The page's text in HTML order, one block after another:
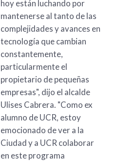
hoy están luchando por
mantenerse al tanto de las
complejidades y avances en
tecnología que cambian
constantemente,
particularmente el
propietario de pequeñas
empresas", dijo el alcalde
Ulises Cabrera. "Como ex
alumno de UCR, estoy
emocionado de ver a la
Ciudad y a UCR colaborar
en este programa